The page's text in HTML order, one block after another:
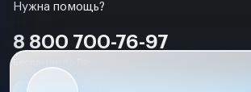
Нужна помощь?
8 800 700-76-97